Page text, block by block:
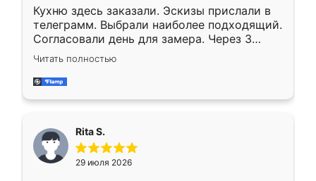
Кухню здесь заказали. Эскизы прислали в
телеграмм. Выбрали наиболее подходящий.
Согласовали день для замера. Через 3
недели кухня была уже готова. Остались
довольны работой. Спасибо Ренессанс
мебель за качественную работу!
Читать полностью
Rita S.
29 июля 2026